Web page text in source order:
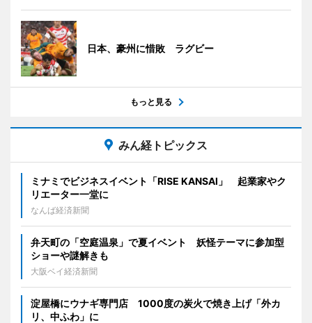
日本、豪州に惜敗 ラグビー
もっと見る
みん経トピックス
ミナミでビジネスイベント「RISE KANSAI」 起業家やク
リエーター一堂に
なんば経済新聞
弁天町の「空庭温泉」で夏イベント 妖怪テーマに参加型
ショーや謎解きも
大阪ベイ経済新聞
淀屋橋にウナギ専門店 1000度の炭火で焼き上げ「外カ
リ、中ふわ」に